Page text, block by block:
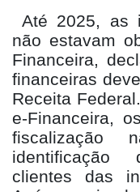
Até 2025, as
não estavam
Financeira,
financeiras
Receita
e-Financeira,
fiscalização
identificação
clientes das